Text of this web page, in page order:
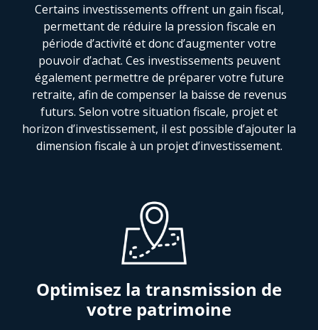
Certains investissements offrent un gain fiscal,
permettant de réduire la pression fiscale en
période d’activité et donc d’augmenter votre
pouvoir d’achat. Ces investissements peuvent
également permettre de préparer votre future
retraite, afin de compenser la baisse de revenus
futurs. Selon votre situation fiscale, projet et
horizon d’investissement, il est possible d’ajouter la
dimension fiscale à un projet d’investissement.
Optimisez la transmission de
votre patrimoine